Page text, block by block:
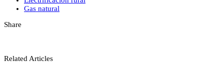
Gas natural
Share
Related Articles